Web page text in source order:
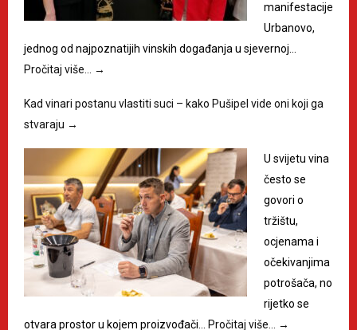
manifestacije
Urbanovo,
jednog od najpoznatijih vinskih događanja u sjevernoj…
Pročitaj više…
→
Kad vinari postanu vlastiti suci – kako Pušipel vide oni koji ga
stvaraju →
U svijetu vina
često se
govori o
tržištu,
ocjenama i
očekivanjima
potrošača, no
rijetko se
otvara prostor u kojem proizvođači…
Pročitaj više… →